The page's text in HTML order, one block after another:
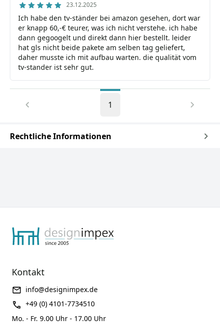
23.12.2025
Ich habe den tv-ständer bei amazon gesehen, dort war
er knapp 60,-€ teurer, was ich nicht verstehe. ich habe
dann gegoogelt und direkt dann hier bestellt. leider
hat gls nicht beide pakete am selben tag geliefert,
daher musste ich mit aufbau warten. die qualität vom
tv-stander ist sehr gut.
1
Rechtliche Informationen
Kontakt
info@designimpex.de
+49 (0) 4101-7734510
Mo. - Fr. 9.00 Uhr - 17.00 Uhr